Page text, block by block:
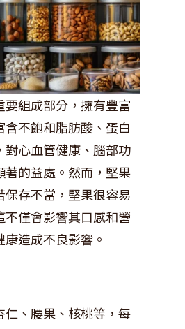
組成部分，擁有豐富
不飽和脂肪酸、蛋白
心血管健康、腦部功
的益處。然而，堅果
存不當，堅果很容易
僅會影響其口感和營
造成不良影響。
、腰果、核桃等，每